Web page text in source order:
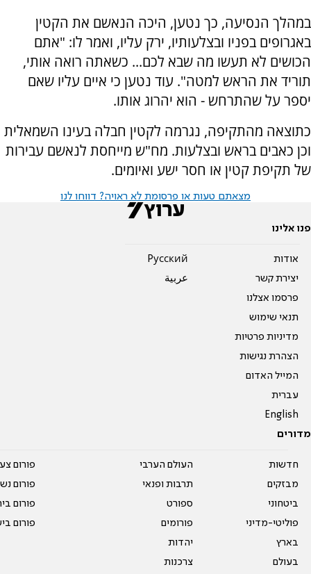
במהלך הנסיעה, כך נטען, היכה הנאשם את הקטין
באגרופים בפניו ובצלעותיו, ירק עליו, ואמר לו: "אתם
הכושים לא תעשו מה שבא לכם... כשאתה רואה אותי,
תוריד את הראש למטה". עוד נטען כי איים עליו שאם
יספר על שהתרחש - הוא יהרוג אותו.
כתוצאה מהתקיפה, נגרמה לקטין חבלה בעינו השמאלית
וכן כאבים בראש ובצלעות. מח"ש מייחסת לנאשם עבירות
של תקיפת קטין או חסר ישע ואיומים.
מצאתם טעות או פרסומת לא ראויה? דווחו לנו
פנו אלינו
אודות
יצירת קשר
פרסמו אצלנו
תנאי שימוש
מדיניות פרטיות
הצהרת נגישות
המייל האדום
עברית
English
Pусский
عربية
מדורים
חדשות
מבזקים
ביטחוני
פוליטי-מדיני
בארץ
בעולם
העולם הערבי
תרבות ופנאי
ספורט
פורומים
יהדות
צרכנות
פורום
פורום
פורום
פורום